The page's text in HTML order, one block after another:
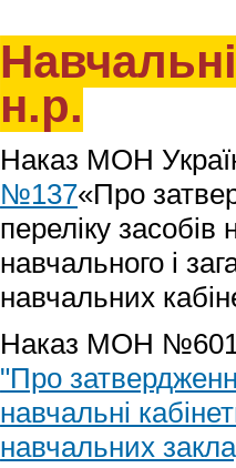
н.р.
Наказ МОН
№137«Про
переліку
навчального і
навчальних
Наказ МОН №601
"Про
навчальні
навчальних